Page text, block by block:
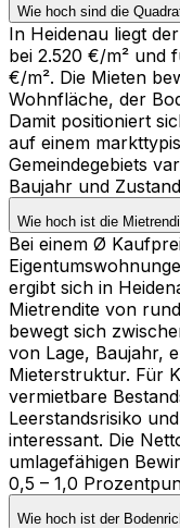
Wie hoch sind die
In Heidenau liegt
bei 2.520 €/m² und
€/m². Die Mieten
Wohnfläche, der
Damit positioniert
auf einem
Gemeindegebiets
Baujahr und
Wie hoch ist die
Bei einem Ø
ergibt sich in
Mietrendite von
bewegt sich
von Lage, Baujahr,
Mieterstruktur. Für
vermietbare
Leerstandsrisiko
interessant. Die
umlagefähigen
0,5 – 1,0
Wie hoch ist der